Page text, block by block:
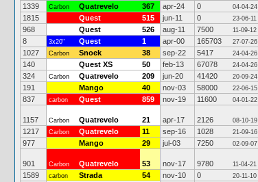
1339
Carbon Quatrevelo 367 apr-24 0 04-04-24
1815
Quest 515 jun-11 0 23-06-11
968
Quest 526 aug-11 7500 11-09-12
8
3x20" Quest 1 apr-00 165703 27-07-26
1027
Carbon Snoek 38 sep-22 5417 24-04-26
140
Quest XS 50 feb-13 67078 24-04-26
324
Carbon Quatrevelo 209 jun-20 41420 20-09-24
191
Mango 40 nov-03 58000 22-06-15
837
carbon Quest 859 nov-19 11600 04-01-22
1157 Carbon Quatrevelo 21 apr-17 2126 08-10-19
1217
Carbon Quatrevelo 11 sep-16 1028 21-09-16
977
Mango 29 jul-03 7250 02-09-07
901 Carbon Quatrevelo 53 nov-17 9780 11-04-21
1589
carbon Strada 54 nov-10 0 20-11-10